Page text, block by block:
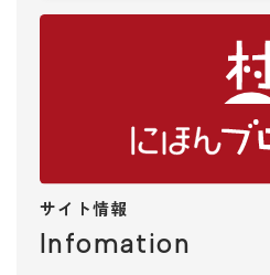
サイト情報
Infomation